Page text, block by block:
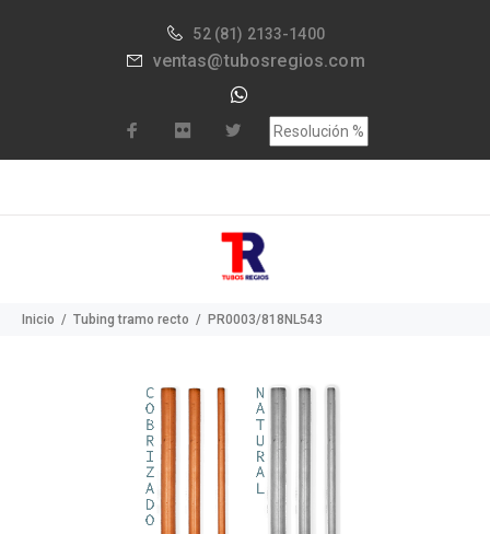
52 (81) 2133-1400
ventas@tubosregios.com
Inicio Tubing tramo recto PR0003/818NL543